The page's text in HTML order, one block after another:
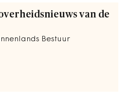
van de
Bestuur